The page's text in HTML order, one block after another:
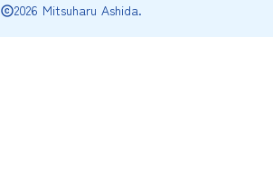
copyright2026 Mitsuharu Ashida.